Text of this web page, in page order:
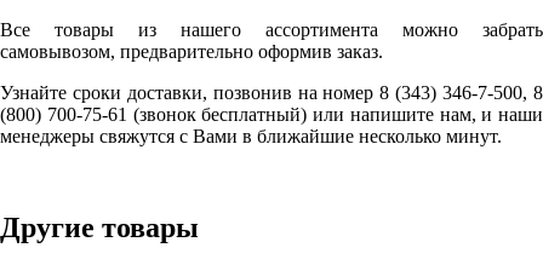
Все товары из нашего ассортимента можно забрать
самовывозом, предварительно оформив заказ.
Узнайте сроки доставки, позвонив на номер 8 (343) 346-7-500, 8
(800) 700-75-61 (звонок бесплатный) или напишите нам, и наши
менеджеры свяжутся с Вами в ближайшие несколько минут.
Другие товары